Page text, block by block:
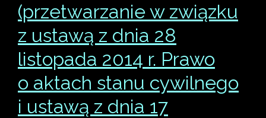
(przetwarzanie w związku
z ustawą z dnia 28
listopada 2014 r. Prawo
o aktach stanu cywilnego
i ustawą z dnia 17